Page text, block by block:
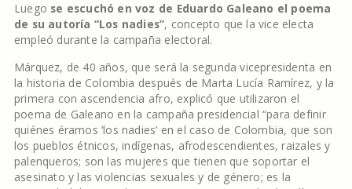
Luego se escuchó en voz de Eduardo Galeano el poema
de su autoría “Los nadies”, concepto que la vice electa
empleó durante la campaña electoral.
Márquez, de 40 años, que será la segunda vicepresidenta en
la historia de Colombia después de Marta Lucía Ramírez, y la
primera con ascendencia afro, explicó que utilizaron el
poema de Galeano en la campaña presidencial “para definir
quiénes éramos ‘los nadies’ en el caso de Colombia, que son
los pueblos étnicos, indígenas, afrodescendientes, raizales y
palenqueros; son las mujeres que tienen que soportar el
asesinato y las violencias sexuales y de género; es la